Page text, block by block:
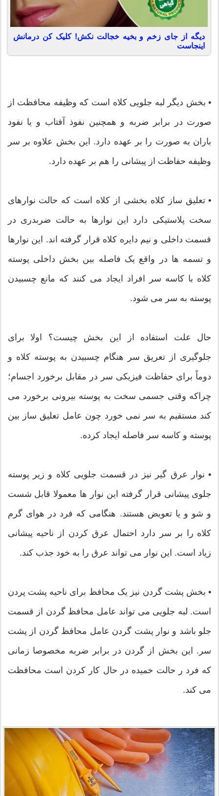
دیگه از جای زخم و بخیه خجالت نکش! کلیک کن درمانش
اینجاست
• بخش دیگر لبه جلویی کلاه است که وظیفه محافظت از
صورت در برابر ضربه و همچنین نفوذ آفتاب و یا نفود
باران به صورت را بر عهده دارد. این بخش علاوه بر سر
وظیفه حفاظت از پیشانی را هم بر عهده دارد.
• تعلیق ساز کلاه بخشی از کلاه است که حالت نوارهای
سخت پلاستیکی دارد این نوارها به حالت ضربدری در
قسمت داخلی و نیم دایره کلاه قرار گرفته اند. این نوارها
و تسمه ها در واقع یک فاصله بین بخش داخلی پوسته
کلاه با کاسه سر افراد ایجاد می کنند که مانع چسبیدن
پوسته به سر می شود.
حال علت استفاده از این بخش چیست؟ اولا برای
جلوگیری از تعریق سر هنگام چسبیدن به پوسته کلاه و
دوماً برای حفاظت فیزیکی سر در مقابل برخورد اجسام؛
چراکه وقتی جسمی سخت به پوسته بیرونی برخورد می
کند مستقیم به سر نمی خورد چون عامل تعلیق ساز بین
پوسته و کاسه سر فاصله ایجاد کرده.
• نوار عرق گیر نیز در قسمت جلویی کلاه و زیر پوسته
جلوی پیشانی قرار گرفته این نوار ها معمولا قابل شست
و شو و یا تعویض هستند. هنگامی که فرد در هوای گرم
کلاه را بر سر دارد احتمال عرق کردن از ناحیه پیشانی
زیاد است. این نوار می تواند عرق را به خود جذب کند.
• بخش پشت گردن نیز یک محافظ برای ناحیه پشت پردن
است. لبه جلویی می تواند عامل محافظ گردن از قسمت
جلو باشد و نوار پشت گردن عامل محافظ گردن از پشت
سر. این بخش از گردن در برابر ضربه مخصوصا زمانی
که فرد ر حالت خمیده در حال کار کردن است محافظت
می کند.